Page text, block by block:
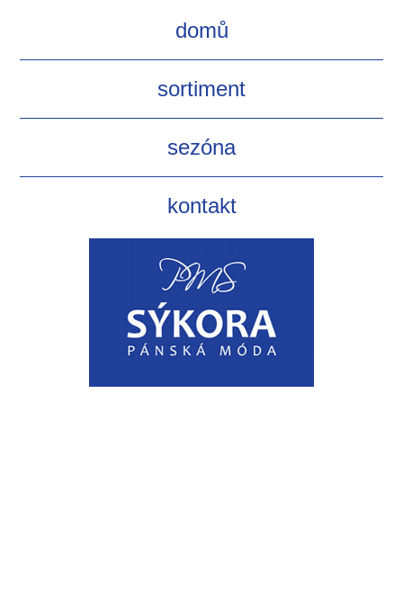
domů
sortiment
sezóna
kontakt